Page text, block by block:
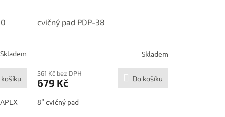
Skladem
cvičný pad PDP-38
Skladem
561 Kč bez DPH
679 Kč Do košíku
8" cvičný pad